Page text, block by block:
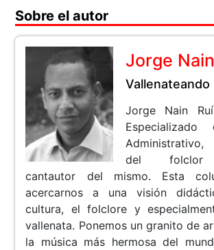
Sobre el autor
Jorge
Vallenateando
Jorge Nain
Especializado
del folclor
cantautor del mismo. Esta
acercarnos a una visión
cultura, el folclore y
vallenata. Ponemos un granito de
la música más hermosa del